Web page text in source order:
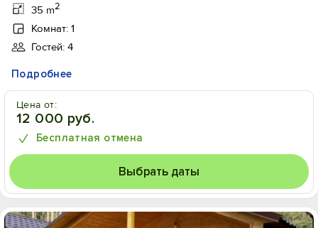
35 m2
Комнат: 1
Гостей: 4
Подробнее
Цена от:
12 000 руб.
Бесплатная отмена
Выбрать даты